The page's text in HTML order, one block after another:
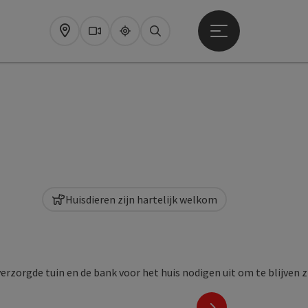
Map WebcamsUpperguide
Zoeken
Startmenu openen
Huisdieren zijn hartelijk welkom